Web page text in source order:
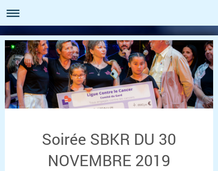
Soirée SBKR DU 30
NOVEMBRE 2019